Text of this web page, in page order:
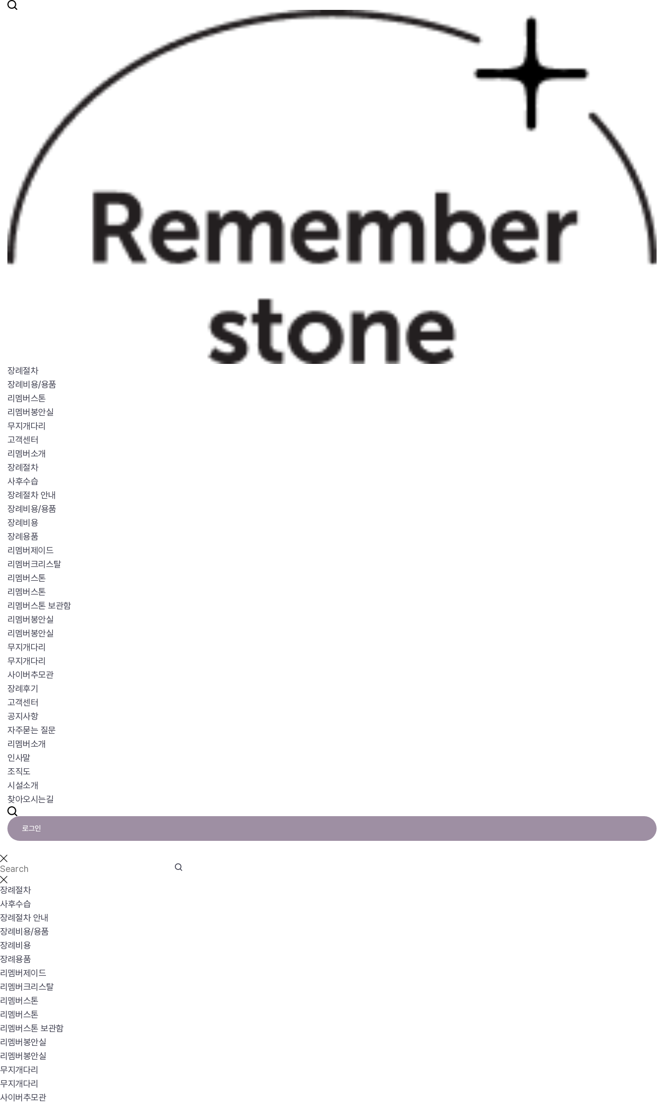
장례절차
장례비용/용품
리멤버스톤
리멤버봉안실
무지개다리
고객센터
리멤버소개
장례절차
사후수습
장례절차 안내
장례비용/용품
장례비용
장례용품
리멤버제이드
리멤버크리스탈
리멤버스톤
리멤버스톤
리멤버스톤 보관함
리멤버봉안실
리멤버봉안실
무지개다리
무지개다리
사이버추모관
장례후기
고객센터
공지사항
자주묻는 질문
리멤버소개
인사말
조직도
시설소개
찾아오시는길
로그인
장례절차
사후수습
장례절차 안내
장례비용/용품
장례비용
장례용품
리멤버제이드
리멤버크리스탈
리멤버스톤
리멤버스톤
리멤버스톤 보관함
리멤버봉안실
리멤버봉안실
무지개다리
무지개다리
사이버추모관